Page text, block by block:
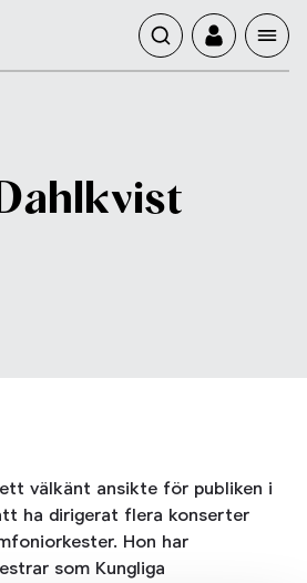
välkänt ansikte för publiken i
ha dirigerat flera konserter
Hon har
som Kungliga